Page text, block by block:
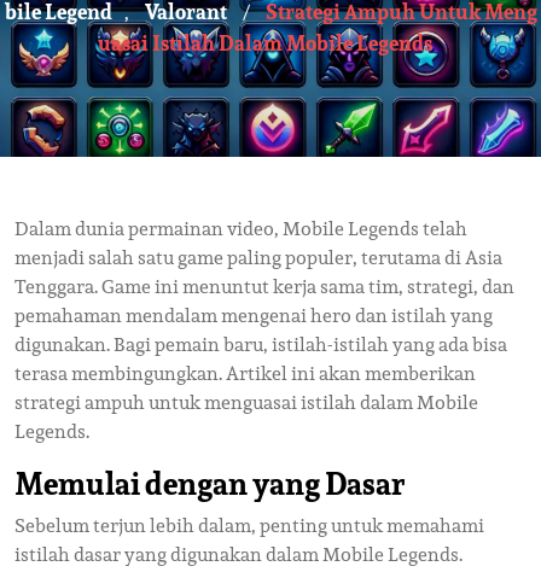
Bile Legend , Valorant / Strategi Ampuh Untuk Meng
Uasai Istilah Dalam Mobile Legends
Dalam dunia permainan video, Mobile Legends telah
menjadi salah satu game paling populer, terutama di Asia
Tenggara. Game ini menuntut kerja sama tim, strategi, dan
pemahaman mendalam mengenai hero dan istilah yang
digunakan. Bagi pemain baru, istilah-istilah yang ada bisa
terasa membingungkan. Artikel ini akan memberikan
strategi ampuh untuk menguasai istilah dalam Mobile
Legends.
Memulai dengan yang Dasar
Sebelum terjun lebih dalam, penting untuk memahami
istilah dasar yang digunakan dalam Mobile Legends.